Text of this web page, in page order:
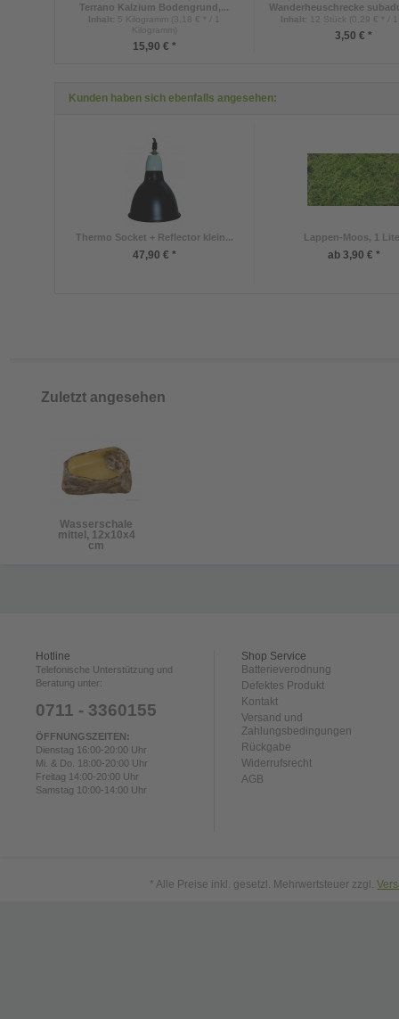
Terrano Kalzium Bodengrund,...
Inhalt:
5 Kilogramm (3,18 € * / 1
Kilogramm)
15,90 € *
Wanderheuschrecke
Inhalt: 12 Stück (0,29 € * /
3,50 € *
Kunden haben sich ebenfalls angesehen:
Thermo Socket + Reflector klein...
47,90 € *
Lappen-Moos, 1
ab 3,90 € *
Zuletzt angesehen
Wasserschale
mittel, 12x10x4
cm
Hotline
Telefonische Unterstützung und
Beratung unter:
0711 - 3360155
ÖFFNUNGSZEITEN:
Dienstag 16:00-20:00 Uhr
Mi. & Do. 18:00-20:00 Uhr
Freitag 14:00-20:00 Uhr
Samstag 10:00-14:00 Uhr
Shop Service
Batterieverodnung
Defektes Produkt
Kontakt
Versand und
Zahlungsbedingungen
Rückgabe
Widerrufsrecht
AGB
* Alle Preise inkl. gesetzl. Mehrwertsteuer zzgl.